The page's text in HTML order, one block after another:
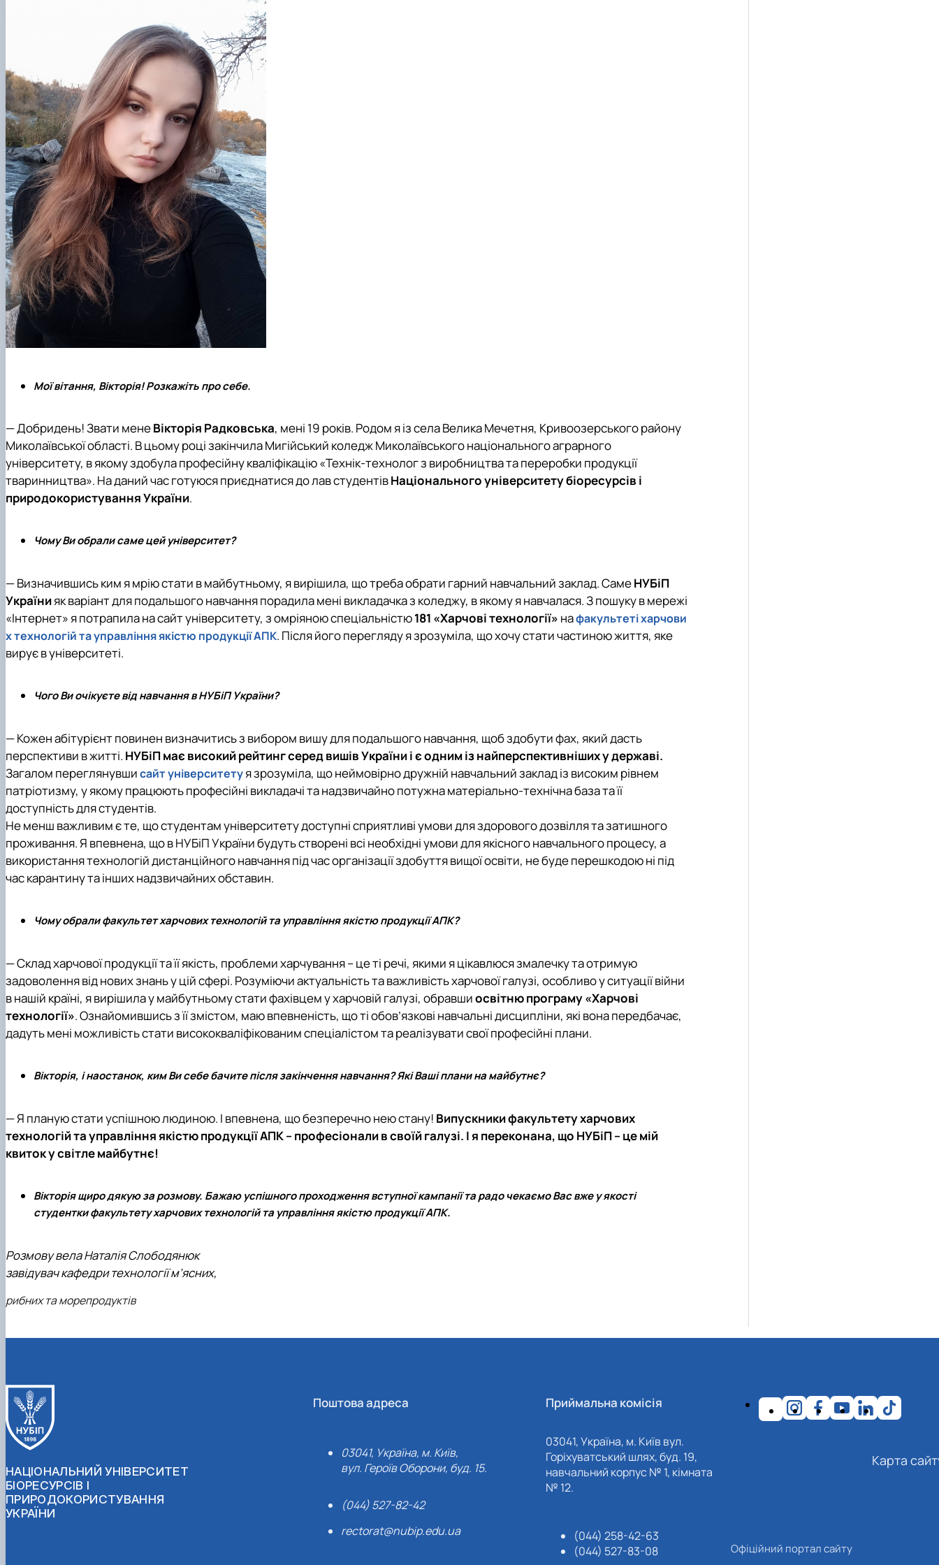
Мої вітання, Вікторія! Розкажіть про себе.
— Добридень! Звати менеВікторія Радковська, мені 19 років. Родом я із села Велика Мечетня, Кривоозерського району
Миколаївської області. В цьому році закінчилаМигійський коледж Миколаївського національного аграрного
університету, в якому здобула професійну кваліфікацію «Технік-технолог з виробництва та переробки продукції
тваринництва». На даний час готуюся приєднатися до лав студентівНаціонального університету біоресурсів і
природокористування України.
Чому Ви обрали саме цей університет?
— Визначившись ким я мрію стати в майбутньому, я вирішила, що треба обрати гарний навчальний заклад. СамеНУБіП
Українияк варіант для подальшого навчання порадила мені викладачка з коледжу, в якому я навчалася. З пошуку в мережі
«Інтернет» я потрапила на сайт університету, з омріяноюспеціальністю181 «Харчові технології» нафакультеті харчови
х технологій та управління якістю продукції АПК. Після його перегляду я зрозуміла, що хочу стати частиною життя, яке
вирує в університеті.
Чого Ви очікуєте від навчання в НУБіП України?
— Кожен абітурієнт повинен визначитись з вибором вишу для подальшого навчання, щоб здобути фах, який дасть
перспективи в житті. НУБіП має високий рейтинг серед вишів України і є одним із найперспективніших у державі.
Загалом переглянувшисайт університетуя зрозуміла, що неймовірно дружній навчальний заклад із високим рівнем
патріотизму, у якому працюють професійні викладачі та надзвичайно потужна матеріально-технічна база та її
доступність для студентів.
Не менш важливим є те, що студентам університету доступні сприятливі умови для здорового дозвілля та затишного
проживання. Я впевнена, що в НУБіП України будуть створені всі необхідні умови для якісного навчального процесу, а
використання технологій дистанційного навчання під час організації здобуття вищої освіти, не буде перешкодою ні під
час карантину та інших надзвичайних обставин.
Чому обрали факультет харчових технологій та управління якістю продукції АПК?
— Склад харчової продукції та її якість, проблеми харчування – це ті речі, якими я цікавлюся змалечку та отримую
задоволення від нових знань у цій сфері. Розуміючи актуальність та важливість харчової галузі, особливо у ситуації війни
в нашій країні, я вирішила у майбутньому стати фахівцем у харчовій галузі, обравшиосвітню програму «Харчові
технології». Ознайомившись з її змістом, маю впевненість, що ті обов’язкові навчальні дисципліни, які вона передбачає,
дадуть мені можливість стати висококваліфікованим спеціалістом та реалізувати свої професійні плани.
Вікторія, і наостанок, ким Ви себе бачите після закінчення навчання? Які Ваші плани на майбутнє?
— Я планую стати успішною людиною. І впевнена, що безперечно нею стану! Випускники факультету харчових
технологій та управління якістю продукції АПК – професіонали в своїй галузі. І я переконана, що НУБіП – це мій
квиток у світле майбутнє!
Вікторія щиро дякую за розмову. Бажаю успішного проходження вступної кампанії та радо чекаємо Вас вже у якості
студентки факультету харчових технологій та управління якістю продукції АПК.
Розмову вела Наталія Слободянюк
завідувач кафедри технології м’ясних,
рибних та морепродуктів
НАЦІОНАЛЬНИЙ УНІВЕРСИТЕТ
БІОРЕСУРСІВ І
ПРИРОДОКОРИСТУВАННЯ
УКРАЇНИ
Поштова адреса
03041, Україна, м. Київ,
вул. Героїв Оборони, буд. 15.
(044) 527-82-42
rectorat@nubip.edu.ua
Приймальна комісія
03041, Україна, м. Київ вул.
Горіхуватський шлях, буд. 19,
навчальний корпус № 1, кімната
№ 12.
(044) 258-42-63
(044) 527-83-08
Карта
Офіційний портал сайту